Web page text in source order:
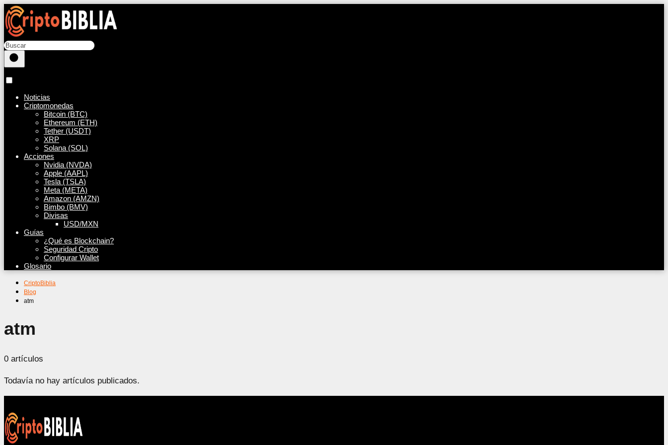
Noticias
Criptomonedas
Bitcoin (BTC)
Ethereum (ETH)
Tether (USDT)
XRP
Solana (SOL)
Acciones
Nvidia (NVDA)
Apple (AAPL)
Tesla (TSLA)
Meta (META)
Amazon (AMZN)
Bimbo (BMV)
Divisas
USD/MXN
Guías
¿Qué es Blockchain?
Seguridad Cripto
Configurar Wallet
Glosario
CriptoBiblia
Blog
atm
atm
0 artículos
Todavía no hay artículos publicados.